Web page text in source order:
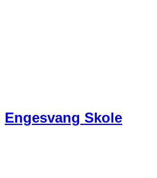
Engesvang Skole